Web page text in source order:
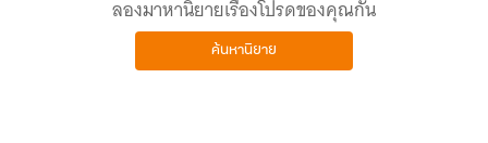
ลองมาหานิยายเรื่องโปรดของคุณกัน
ค้นหานิยาย